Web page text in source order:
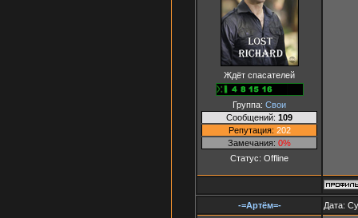
Ждёт спасателей
Группа: Свои
Сообщений: 109
Репутация: 202
Замечания: 0%
Статус: Offline
-=Артём=- Дата: